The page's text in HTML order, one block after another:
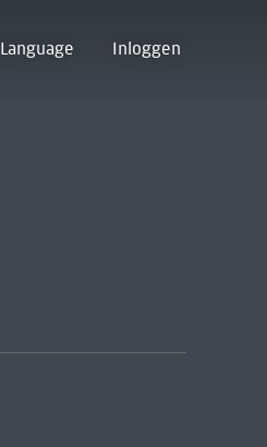
Language Inloggen